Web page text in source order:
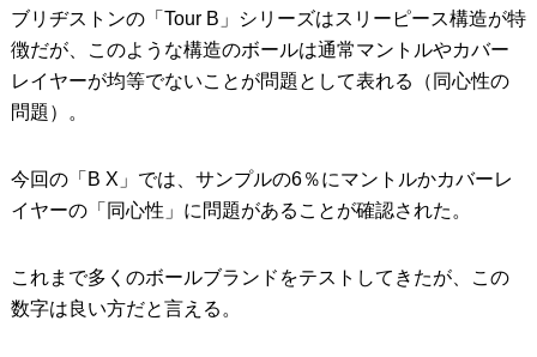
ブリヂストンの「Tour B」シリーズはスリーピース構造が特
徴だが、このような構造のボールは通常マントルやカバー
レイヤーが均等でないことが問題として表れる（同心性の
問題）。
今回の「B X」では、サンプルの6％にマントルかカバーレ
イヤーの「同心性」に問題があることが確認された。
これまで多くのボールブランドをテストしてきたが、この
数字は良い方だと言える。